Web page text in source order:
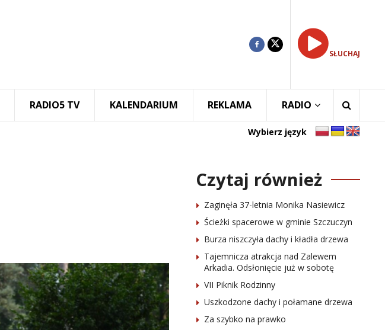
SŁUCHAJ
RADIO5 TV KALENDARIUM REKLAMA RADIO
Wybierz język
Czytaj również
Zaginęła 37-letnia Monika Nasiewicz
Ścieżki spacerowe w gminie Szczuczyn
Burza niszczyła dachy i kładła drzewa
Tajemnicza atrakcja nad Zalewem
Arkadia. Odsłonięcie już w sobotę
VII Piknik Rodzinny
Uszkodzone dachy i połamane drzewa
Za szybko na prawko